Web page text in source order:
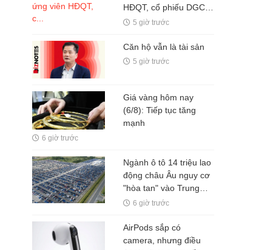
HĐQT, cổ phiếu DGC
tăng trần
5 giờ trước
Căn hộ vẫn là tài sản
5 giờ trước
Giá vàng hôm nay
(6/8): Tiếp tục tăng
mạnh
6 giờ trước
Ngành ô tô 14 triệu lao
động châu Âu nguy cơ
"hòa tan" vào Trung
Quốc: Công nhân làm
máy nửa năm chỉ sản
xuất hơn 6.000 xe
6 giờ trước
AirPods sắp có
camera, nhưng điều